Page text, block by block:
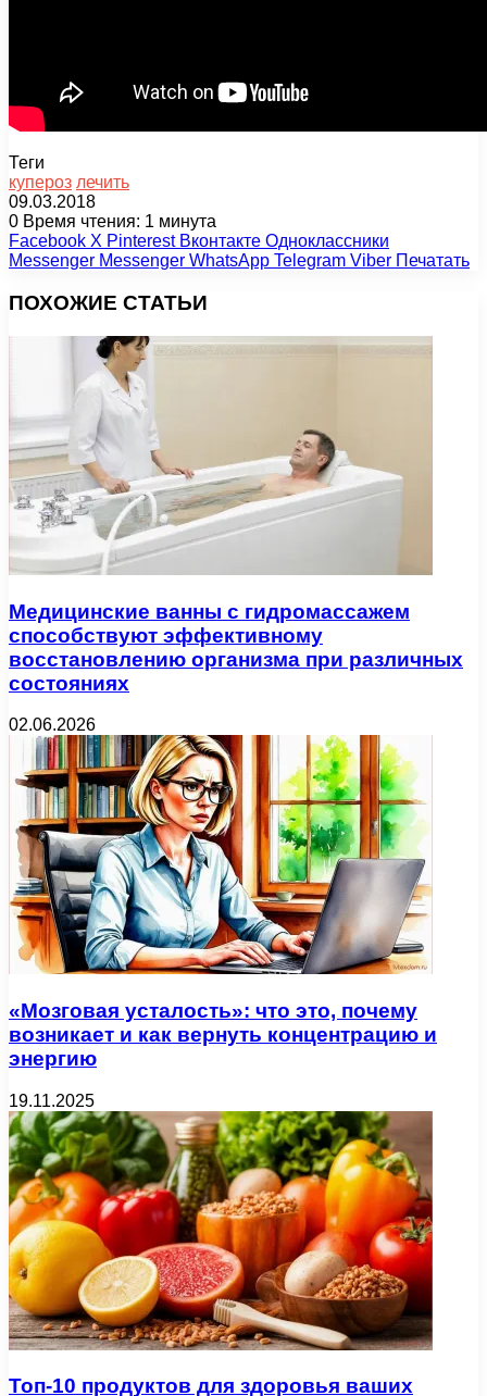
Теги
купероз лечить
09.03.2018
0 Время чтения: 1 минута
Facebook X Pinterest Вконтакте Одноклассники
Messenger Messenger WhatsApp Telegram Viber Печатать
ПОХОЖИЕ СТАТЬИ
Медицинские ванны с гидромассажем
способствуют эффективному
восстановлению организма при различных
состояниях
02.06.2026
«Мозговая усталость»: что это, почему
возникает и как вернуть концентрацию и
энергию
19.11.2025
Топ-10 продуктов для здоровья ваших